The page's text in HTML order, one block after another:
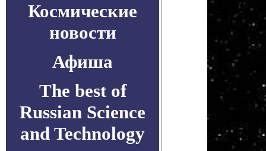
Космические
новости
Афиша
The best of
Russian Science
and Technology